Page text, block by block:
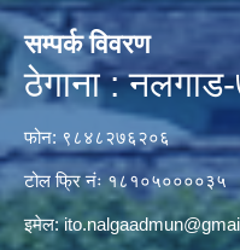
सम्पर्क विवरण
ठेगाना :
फोन: ९८४८२७६२०६
टोल फ्रि नंः १८१०५००००३५
इमेल: